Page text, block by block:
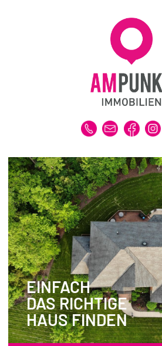
ALLE IMMOBILIEN
GEWERBE
DUBAI-IMMOBILIEN
REFERENZEN
MERKLISTE
VERKAUFEN | VERMIETEN
IMMOBILIENBEWERTUNG
REFERENZEN
ÜBER UNS
WISSENSWERTES
EINFACH
DAS RICHTIGE
HAUS FINDEN